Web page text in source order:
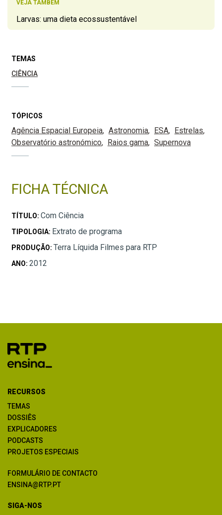
VEJA TAMBÉM
Larvas: uma dieta ecossustentável
TEMAS
CIÊNCIA
TÓPICOS
Agência Espacial Europeia Astronomia ESA
Estrelas
Observatório astronómico
Raios gama Supernova
FICHA TÉCNICA
TÍTULO: Com Ciência
TIPOLOGIA: Extrato de programa
PRODUÇÃO: Terra Líquida Filmes para RTP
ANO: 2012
RECURSOS
TEMAS
DOSSIÊS
EXPLICADORES
PODCASTS
PROJETOS ESPECIAIS
FORMULÁRIO DE CONTACTO
ENSINA@RTP.PT
SIGA-NOS